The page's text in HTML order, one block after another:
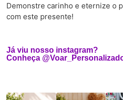
Demonstre carinho e eternize o
com este presente!
Já viu nosso instagram?
Conheça